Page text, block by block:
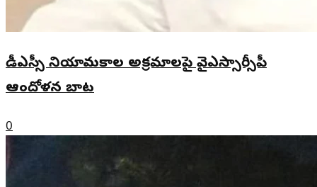
డీఎస్సీ నియామకాల అక్రమాలపై వైఎస్సార్సీపీ
ఆందోళన బాట
0